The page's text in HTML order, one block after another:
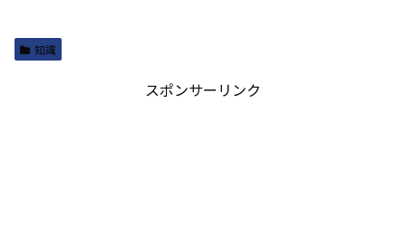
知識
スポンサーリンク